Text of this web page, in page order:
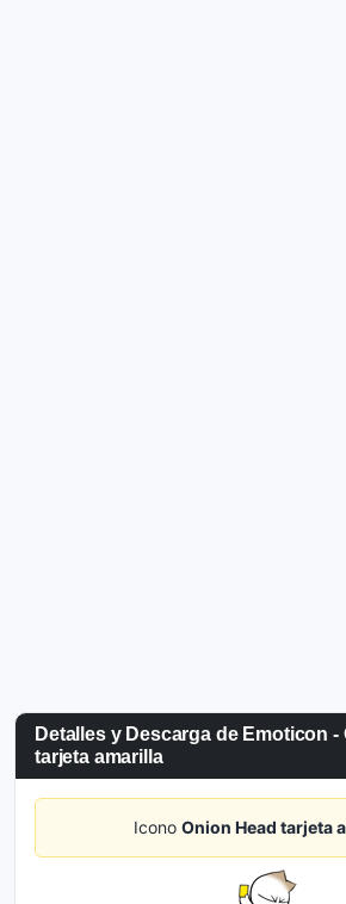
Detalles y Descarga de Emoticon -
tarjeta amarilla
Icono Onion Head tarjeta